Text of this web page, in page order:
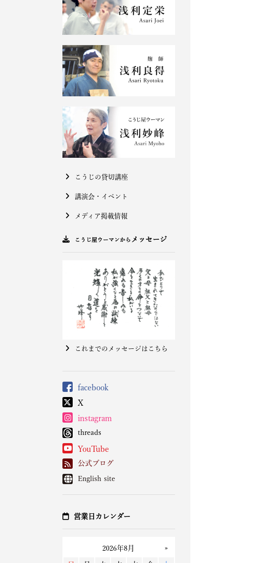
こうじの貸切講座
講演会・イベント
メディア掲載情報
こうじ屋ウーマンから メッセージ
これまでのメッセージはこちら
facebook
X
instagram
threads
YouTube
公式ブログ
English site
営業日カレンダー